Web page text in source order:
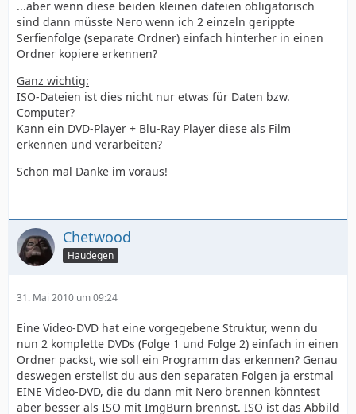
...aber wenn diese beiden kleinen dateien obligatorisch
sind dann müsste Nero wenn ich 2 einzeln gerippte
Serfienfolge (separate Ordner) einfach hinterher in einen
Ordner kopiere erkennen?
Ganz wichtig:
ISO-Dateien ist dies nicht nur etwas für Daten bzw.
Computer?
Kann ein DVD-Player + Blu-Ray Player diese als Film
erkennen und verarbeiten?
Schon mal Danke im voraus!
Chetwood
Haudegen
31. Mai 2010 um 09:24
Eine Video-DVD hat eine vorgegebene Struktur, wenn du
nun 2 komplette DVDs (Folge 1 und Folge 2) einfach in einen
Ordner packst, wie soll ein Programm das erkennen? Genau
deswegen erstellst du aus den separaten Folgen ja erstmal
EINE Video-DVD, die du dann mit Nero brennen könntest
aber besser als ISO mit ImgBurn brennst. ISO ist das Abbild